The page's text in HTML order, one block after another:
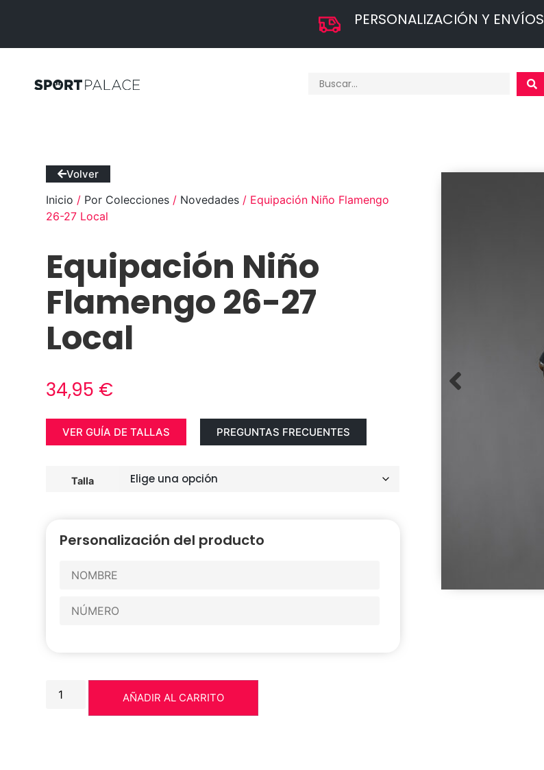
PERSONALIZACIÓN Y ENVÍOS
Volver
Inicio / Por Colecciones / Novedades / Equipación Niño Flamengo
26-27 Local
Equipación Niño
Flamengo 26-27
Local
34,95 €
VER GUÍA DE TALLAS PREGUNTAS FRECUENTES
Talla
Personalización del producto
AÑADIR AL CARRITO